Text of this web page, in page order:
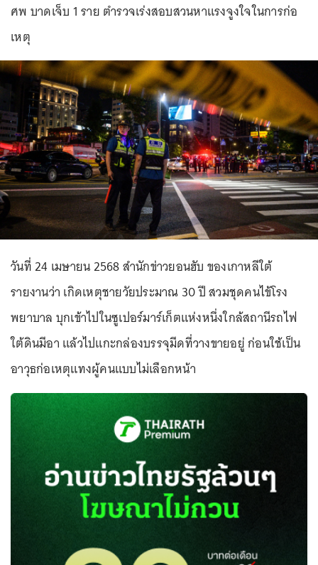
ศพ บาดเจ็บ 1 ราย ตำรวจเร่งสอบสวนหาแรงจูงใจในการก่อ
เหตุ
วันที่ 24 เมษายน 2568 สำนักข่าวยอนฮับ ของเกาหลีใต้
รายงานว่า เกิดเหตุชายวัยประมาณ 30 ปี สวมชุดคนไข้โรง
พยาบาล บุกเข้าไปในซูเปอร์มาร์เก็ตแห่งหนึ่งใกล้สถานีรถไฟ
ใต้ดินมีอา แล้วไปแกะกล่องบรรจุมีดที่วางขายอยู่ ก่อนใช้เป็น
อาวุธก่อเหตุแทงผู้คนแบบไม่เลือกหน้า